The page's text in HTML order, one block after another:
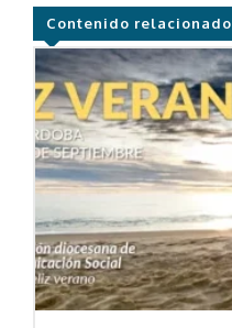
Contenido relacionado